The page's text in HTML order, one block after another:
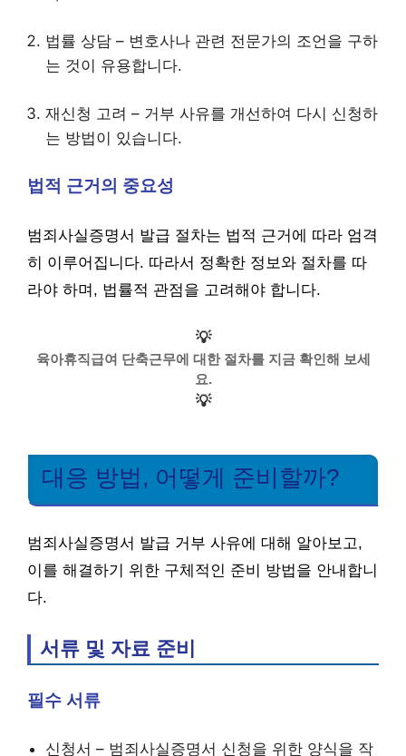
법률 상담 – 변호사나 관련 전문가의 조언을 구하
는 것이 유용합니다.
재신청 고려 – 거부 사유를 개선하여 다시 신청하
는 방법이 있습니다.
법적 근거의 중요성
범죄사실증명서 발급 절차는 법적 근거에 따라 엄격
히 이루어집니다. 따라서 정확한 정보와 절차를 따
라야 하며, 법률적 관점을 고려해야 합니다.
💡
육아휴직급여 단축근무에 대한 절차를 지금 확인해 보세
요.
💡
대응 방법, 어떻게 준비할까?
범죄사실증명서 발급 거부 사유에 대해 알아보고,
이를 해결하기 위한 구체적인 준비 방법을 안내합니
다.
서류 및 자료 준비
필수 서류
신청서 – 범죄사실증명서 신청을 위한 양식을 작